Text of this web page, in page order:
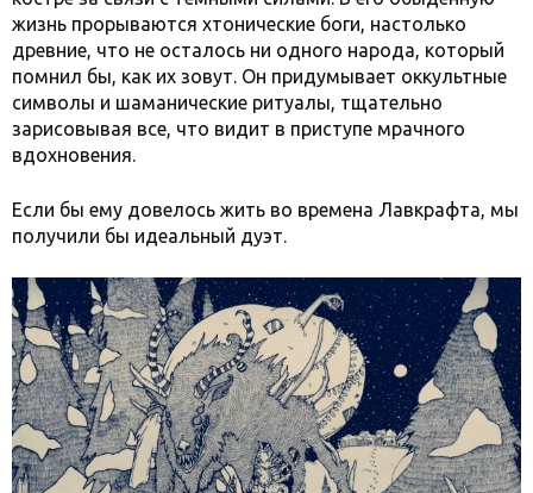
жизнь прорываются хтонические боги, настолько
древние, что не осталось ни одного народа, который
помнил бы, как их зовут. Он придумывает оккультные
символы и шаманические ритуалы, тщательно
зарисовывая все, что видит в приступе мрачного
вдохновения.
Если бы ему довелось жить во времена Лавкрафта, мы
получили бы идеальный дуэт.